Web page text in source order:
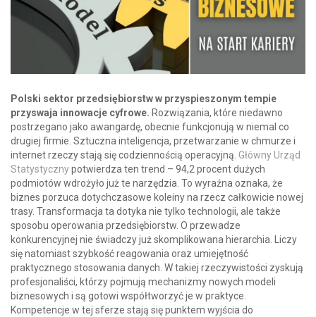
Polski sektor przedsiębiorstw w przyspieszonym tempie
przyswaja innowacje cyfrowe. Rozwiązania, które niedawno
postrzegano jako awangardę, obecnie funkcjonują w niemal co
drugiej firmie. Sztuczna inteligencja, przetwarzanie w chmurze i
internet rzeczy stają się codziennością operacyjną. Główny Urząd
Statystycznypotwierdza ten trend – 94,2 procent dużych
podmiotów wdrożyło już te narzędzia. To wyraźna oznaka, że
biznes porzuca dotychczasowe koleiny na rzecz całkowicie nowej
trasy. Transformacja ta dotyka nie tylko technologii, ale także
sposobu operowania przedsiębiorstw. O przewadze
konkurencyjnej nie świadczy już skomplikowana hierarchia. Liczy
się natomiast szybkość reagowania oraz umiejętność
praktycznego stosowania danych. W takiej rzeczywistości zyskują
profesjonaliści, którzy pojmują mechanizmy nowych modeli
biznesowych i są gotowi współtworzyć je w praktyce.
Kompetencje w tej sferze stają się punktem wyjścia do